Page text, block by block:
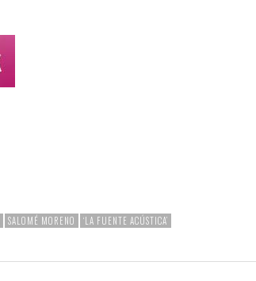
SALOMÉ MORENO ‘LA FUENTE ACÚSTICA’